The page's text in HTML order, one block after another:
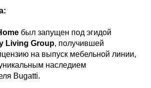
был запущен под эгидой
Living Group, получившей
на выпуск мебельной линии,
наследием
Bugatti.